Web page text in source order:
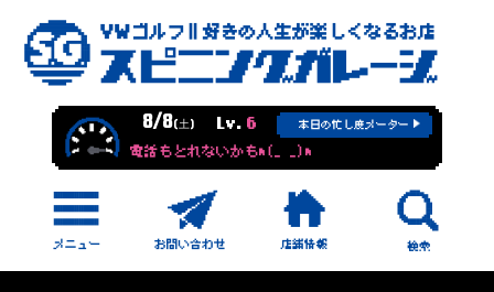
8/8(土) Lv. 6 本日の忙し度メーター
電話もとれないかもm(_ _)m